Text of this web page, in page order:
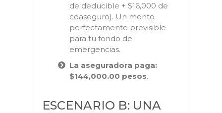
de deducible + $16,000 de
coaseguro). Un monto
perfectamente previsible
para tu fondo de
emergencias.
La aseguradora paga:
$144,000.00 pesos.
ESCENARIO B: UNA